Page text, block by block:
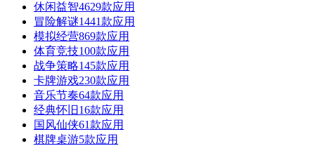
休闲益智4629款应用
冒险解谜1441款应用
模拟经营869款应用
体育竞技100款应用
战争策略145款应用
卡牌游戏230款应用
音乐节奏64款应用
经典怀旧 16款应用
国风仙侠61款应用
棋牌桌游5款应用